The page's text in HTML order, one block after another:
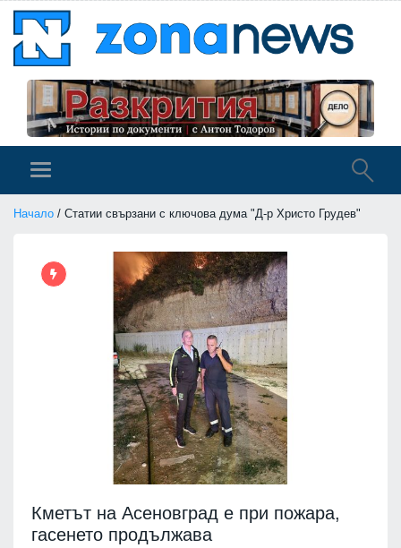
Начало / Статии свързани с ключова дума "Д-р Христо Грудев"
Кметът на Асеновград е при пожара,
гасенето продължава